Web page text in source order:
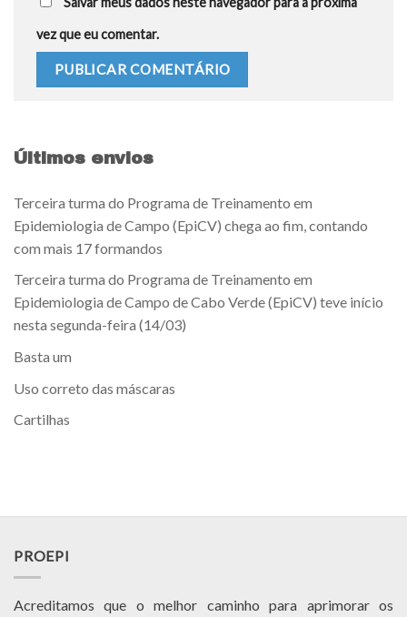
vez que eu comentar.
Últimos envios
Terceira turma do Programa de Treinamento em
Epidemiologia de Campo (EpiCV) chega ao fim, contando
com mais 17 formandos
Terceira turma do Programa de Treinamento em
Epidemiologia de Campo de Cabo Verde (EpiCV) teve início
nesta segunda-feira (14/03)
Basta um
Uso correto das máscaras
Cartilhas
PROEPI
Acreditamos que o melhor caminho para aprimorar os